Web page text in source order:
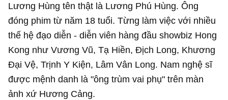
Lương Hùng tên thật là Lương Phú Hùng. Ông
đóng phim từ năm 18 tuổi. Từng làm việc với nhiều
thế hệ đạo diễn - diễn viên hàng đầu showbiz Hong
Kong như Vương Vũ, Tạ Hiền, Địch Long, Khương
Đại Vệ, Trịnh Y Kiện, Lâm Vân Long. Nam nghệ sĩ
được mệnh danh là "ông trùm vai phụ" trên màn
ảnh xứ Hương Cảng.